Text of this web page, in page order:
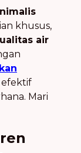
khusus,
air
efektif
Mari